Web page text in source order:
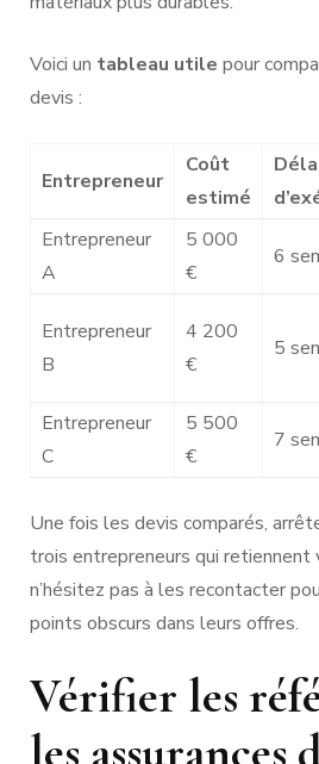
Voici un tableau utile pour
devis :
Entrepreneur
Coût
estimé
Entrepreneur
A
5 000
€
6
Entrepreneur
B
4 200
€
5
Entrepreneur
C
5 500
€
7
Une fois les devis comparés,
trois entrepreneurs qui
n’hésitez pas à les recontacter
points obscurs dans leurs offres.
Vérifier les
les assurances